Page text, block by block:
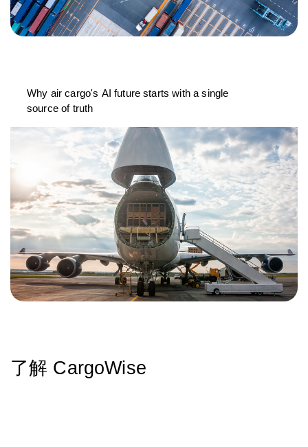
Why air cargo's AI future starts with a single
source of truth
了解 CargoWise